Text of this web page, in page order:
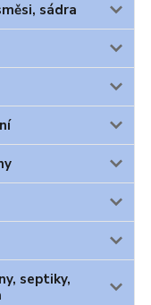
sádra
septiky,